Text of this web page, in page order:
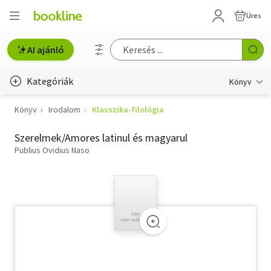
Üres
AI ajánló
Kategóriák Könyv
Életmód, egészség
Erotika
Könyv Irodalom Klasszika-filológia
Szerelmek/Amores latinul és magyarul
Publius Ovidius Naso